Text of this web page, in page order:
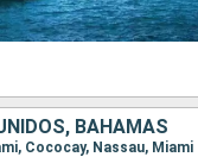
BAHAMAS
Cococay, Nassau, Miami